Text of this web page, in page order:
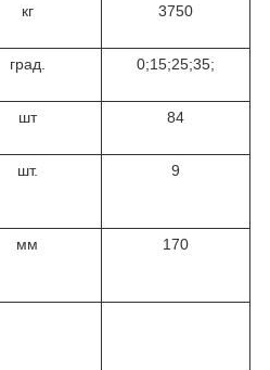
кг 3750
град. 0;15;25;35;
шт 84
шт. 9
мм 170